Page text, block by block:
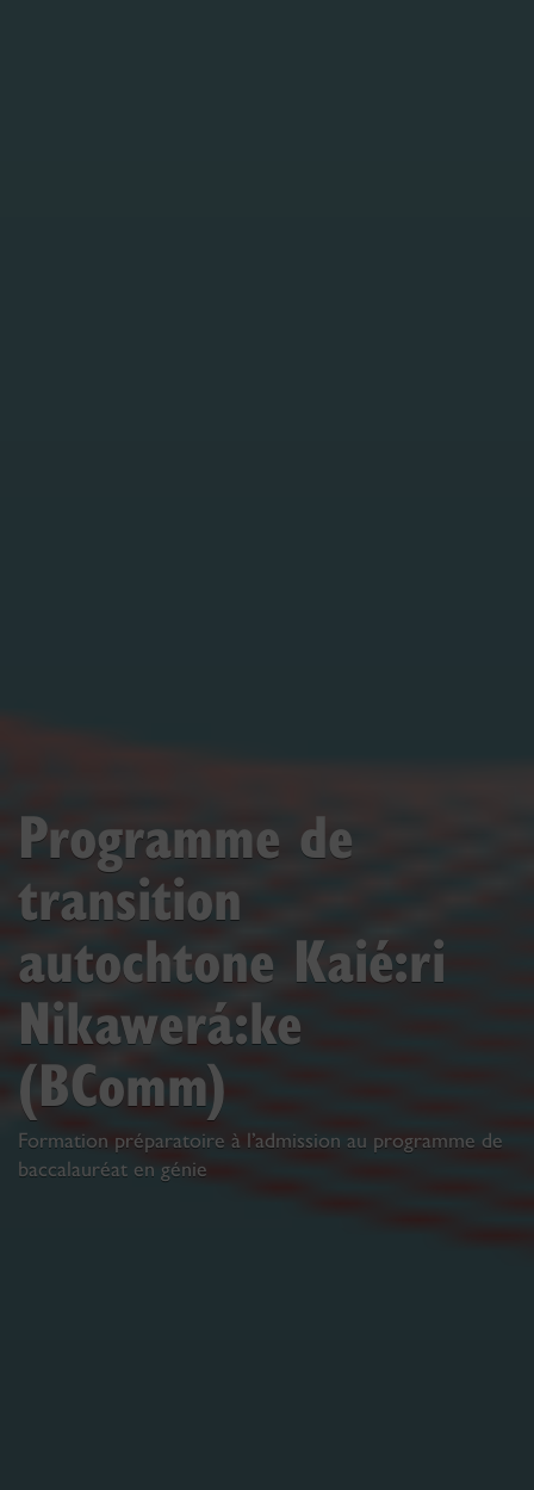
Programme de
transition
autochtone Kaié:ri
Nikawerá:ke
(BComm)
Formation préparatoire à l’admission au programme de
baccalauréat en génie